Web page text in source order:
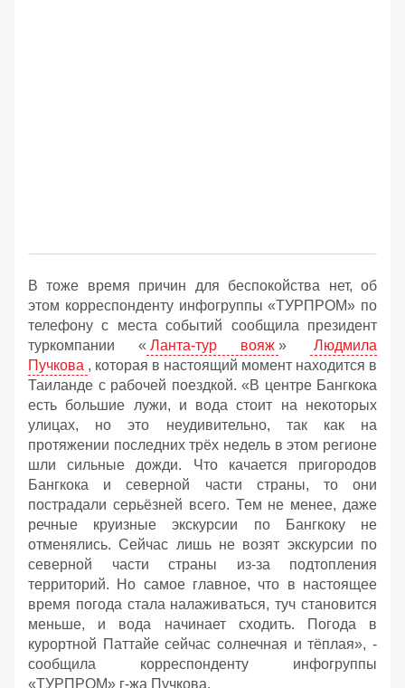
В тоже время причин для беспокойства нет, об
этом корреспонденту инфогруппы «ТУРПРОМ» по
телефону с места событий сообщила президент
туркомпании « Ланта-тур вояж »
Людмила
Пучкова , которая в настоящий момент находится в
Таиланде с рабочей поездкой. «В центре Бангкока
есть большие лужи, и вода стоит на некоторых
улицах, но это неудивительно, так как на
протяжении последних трёх недель в этом регионе
шли сильные дожди. Что качается пригородов
Бангкока и северной части страны, то они
пострадали серьёзней всего. Тем не менее, даже
речные круизные экскурсии по Бангкоку не
отменялись. Сейчас лишь не возят экскурсии по
северной части страны из-за подтопления
территорий. Но самое главное, что в настоящее
время погода стала налаживаться, туч становится
меньше, и вода начинает сходить. Погода в
курортной Паттайе сейчас солнечная и тёплая», -
сообщила корреспонденту инфогруппы
«ТУРПРОМ» г-жа Пучкова.